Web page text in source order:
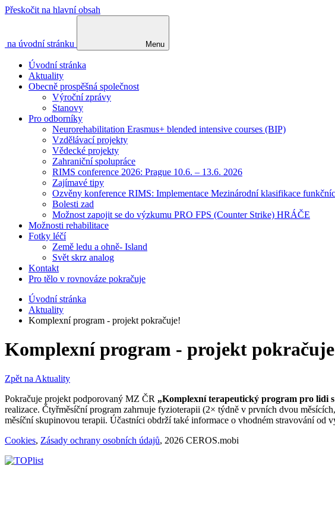
Přeskočit na hlavní obsah
na úvodní stránku Menu
Úvodní stránka
Aktuality
Obecně prospěšná společnost
Výroční zprávy
Stanovy
Pro odborníky
Neurorehabilitation Erasmus+ blended intensive courses (BIP)
Vzdělávací projekty
Vědecké projekty
Zahraniční spolupráce
RIMS conference 2026: Prague 10.6. – 13.6. 2026
Zajímavé tipy
Ozvěny konference RIMS: Implementace Mezinárodní klasifikace
Bolesti zad
Možnost zapojit se do výzkumu PRO FPS (Counter Strike) HRÁČE
Možnosti rehabilitace
Fotky léčí
Země ledu a ohně- Island
Svět skrz analog
Kontakt
Pro tělo v rovnováze pokračuje
Úvodní stránka
Aktuality
Komplexní program - projekt pokračuje!
Komplexní program - projekt
Zpět na Aktuality
Pokračuje projekt podporovaný MZ ČR „Komplexní terapeutický program pro lidi
realizace. Čtyřměsíční program zahrnuje fyzioterapii (2× týdně v prvních dvou
měsíční skupinovou terapii. Účastníci obdrží také informace o vhodném stravování od
Cookies, Zásady ochrany osobních údajů, 2026 CEROS.mobi